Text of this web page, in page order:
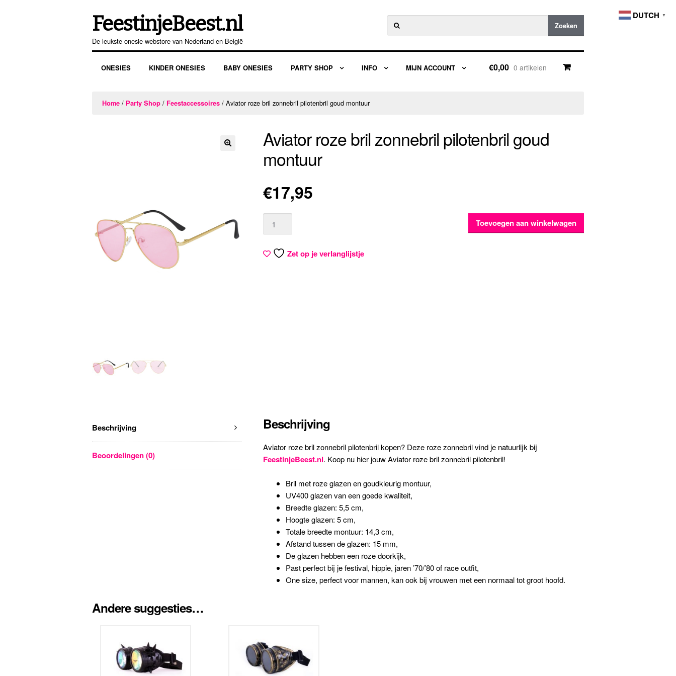
Ga
door
naar
Ga
direct
naar
inhoud
FeestinjeBeest.nl
De leukste onesie webstore van Nederland en België
naar:
Zoeken
ONESIES KINDER ONESIES BABY ONESIES PARTY SHOP INFO MIJN ACCOUNT €0,00 0 artikelen
Home / Party Shop / Feestaccessoires / Aviator roze bril zonnebril pilotenbril goud montuur
Aviator roze bril zonnebril pilotenbril goud
montuur
€17,95
Toevoegen aan winkelwagen
Zet op je verlanglijstje
Beschrijving
Beoordelingen (0)
Beschrijving
Aviator roze bril zonnebril pilotenbril kopen? Deze roze zonnebril vind je natuurlijk bij
FeestinjeBeest.nl. Koop nu hier jouw Aviator roze bril zonnebril pilotenbril!
Bril met roze glazen en goudkleurig montuur,
UV400 glazen van een goede kwaliteit,
Breedte glazen: 5,5 cm,
Hoogte glazen: 5 cm,
Totale breedte montuur: 14,3 cm,
Afstand tussen de glazen: 15 mm,
De glazen hebben een roze doorkijk,
Past perfect bij je festival, hippie, jaren ’70/’80 of race outfit,
One size, perfect voor mannen, kan ook bij vrouwen met een normaal tot groot hoofd.
Andere suggesties…
DUTCH ▼